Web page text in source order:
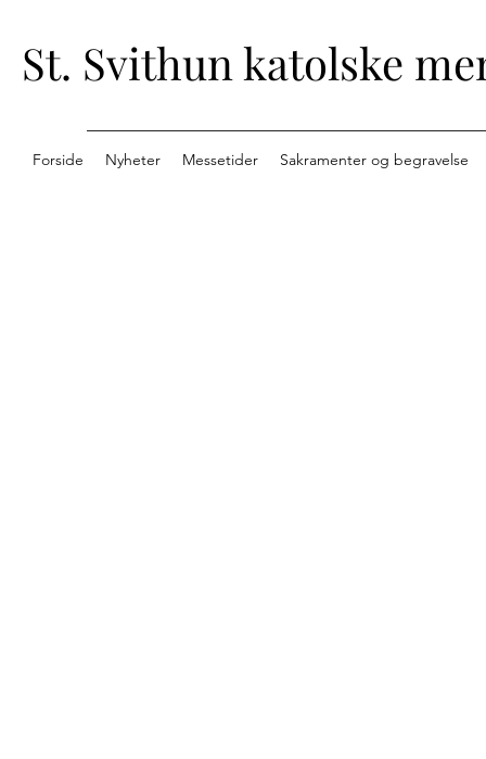
St. Svithun katolske
Forside Nyheter Messetider Sakramenter og begravelse